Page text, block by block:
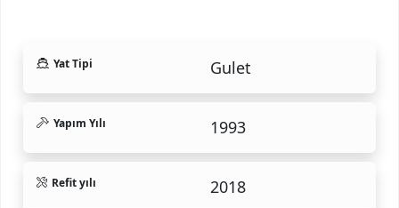
Yat Tipi Gulet
Yapım Yılı 1993
Refit yılı 2018